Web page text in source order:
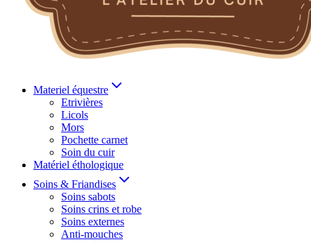
Materiel équestre
Etrivières
Licols
Mors
Pochette carnet
Soin du cuir
Matériel éthologique
Soins & Friandises
Soins sabots
Soins crins et robe
Soins externes
Anti-mouches